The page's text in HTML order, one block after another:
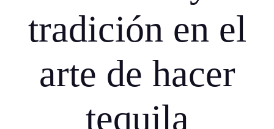
tradición en el
arte de hacer
tequila